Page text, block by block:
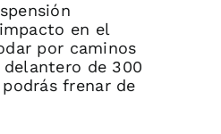
en el
por caminos
delantero de 300
frenar de